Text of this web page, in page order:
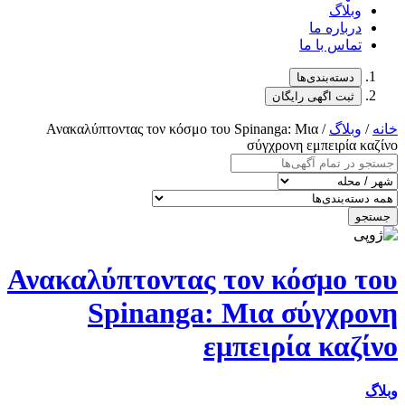
وبلاگ
درباره ما
تماس با ما
دسته‌بندی‌ها
ثبت اگهی رایگان
خانه / وبلاگ
/ Ανακαλύπτοντας τον κόσμο του Spinanga: Μια
σύγχρονη εμπειρία καζίνο
جستجو
Ανακαλύπτοντας τον κόσμο του
Spinanga: Μια σύγχρονη
εμπειρία καζίνο
وبلاگ